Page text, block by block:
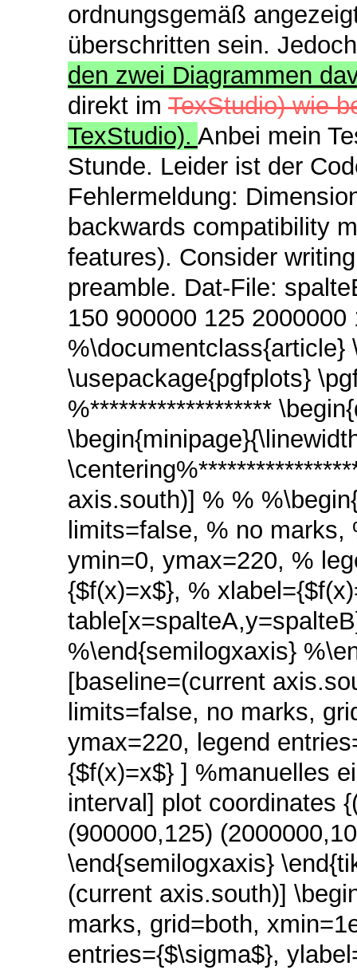
ordnungsgemäß
überschritten sein.
den zwei Diagrammen
direkt im TexStudio) wie
TexStudio). Anbei mein
Stunde. Leider ist der
Fehlermeldung:
backwards compatibility
features). Consider
preamble. Dat-File:
150 900000 125
\usepackage{pgfplots}
%*******************
axis.south)] % %
limits=false, % no
ymin=0, ymax=220, %
{$f(x)=x$}, %
%\end{semilogxaxis}
[baseline=(current
limits=false, no marks,
ymax=220, legend
{$f(x)=x$} ] %manuelles
interval] plot coordinates
(900000,125)
\end{semilogxaxis}
(current axis.south)]
marks, grid=both,
entries={$\sigma$},